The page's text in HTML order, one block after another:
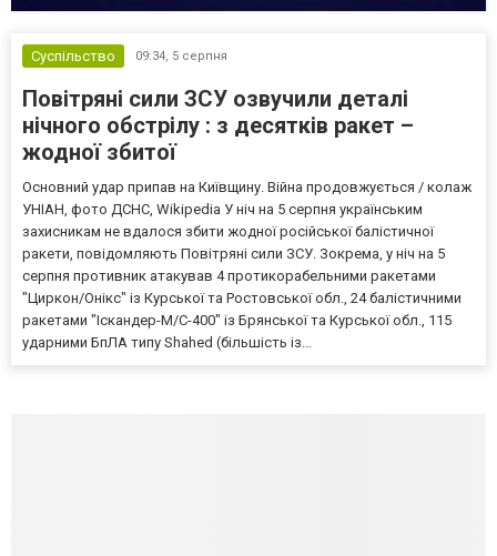
Суспільство 09:34, 5 серпня
Повітряні сили ЗСУ озвучили деталі
нічного обстрілу : з десятків ракет –
жодної збитої
Основний удар припав на Київщину. Війна продовжується / колаж
УНІАН, фото ДСНС, Wikipedia У ніч на 5 серпня українським
захисникам не вдалося збити жодної російської балістичної
ракети, повідомляють Повітряні сили ЗСУ. Зокрема, у ніч на 5
серпня противник атакував 4 протикорабельними ракетами
"Циркон/Онікс" із Курської та Ростовської обл., 24 балістичними
ракетами "Іскандер-М/С-400" із Брянської та Курської обл., 115
ударними БпЛА типу Shahed (більшість із...